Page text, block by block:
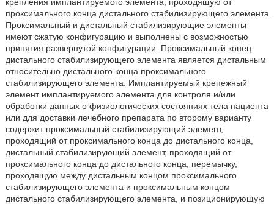
проксимального конца дистального стабилизирующего элемента.
Проксимальный и дистальный стабилизирующие элементы
имеют сжатую конфигурацию и выполнены с возможностью
принятия развернутой конфигурации. Проксимальный конец
дистального стабилизирующего элемента является дистальным
относительно дистального конца проксимального
стабилизирующего элемента. Имплантируемый крепежный
элемент имплантируемого элемента для контроля и/или
обработки данных о физиологических состояниях тела пациента
или для доставки лечебного препарата по второму варианту
содержит проксимальный стабилизирующий элемент,
проходящий от проксимального конца до дистального конца,
дистальный стабилизирующий элемент, проходящий от
проксимального конца до дистального конца, перемычку,
проходящую между дистальным концом проксимального
стабилизирующего элемента и проксимальным концом
дистального стабилизирующего элемента, и позиционирующую